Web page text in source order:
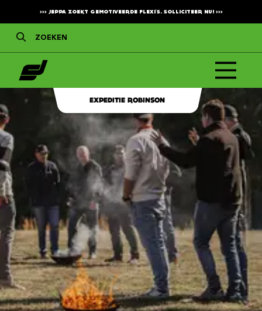
>>> JEPPA ZOEKT GEMOTIVEERDE FLEXI'S. SOLLICITEER NU!>>>
EXPEDITIE ROBINSON